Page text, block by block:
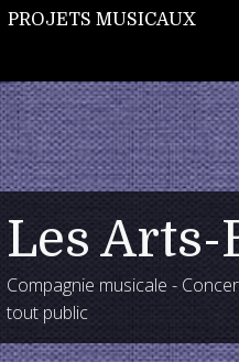
PROJETS MUSICAUX
Les Arts-
Compagnie musicale -
tout public